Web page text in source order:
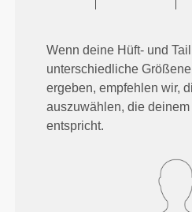
Wenn deine Hüft- und
unterschiedliche
ergeben, empfehlen wir,
auszuwählen, die deinem
entspricht.